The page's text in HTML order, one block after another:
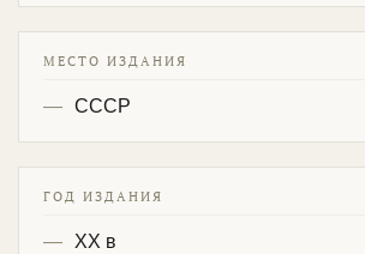
МЕСТО ИЗДАНИЯ
СССР
ГОД ИЗДАНИЯ
XX в